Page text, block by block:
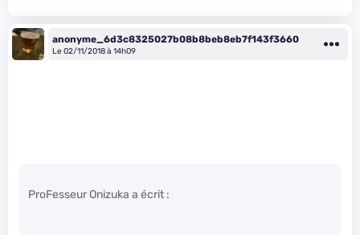
anonyme_6d3c8325027b08b8beb8eb7f143f3660
Le 02/11/2018 à 14h09
ProFesseur Onizuka a écrit :